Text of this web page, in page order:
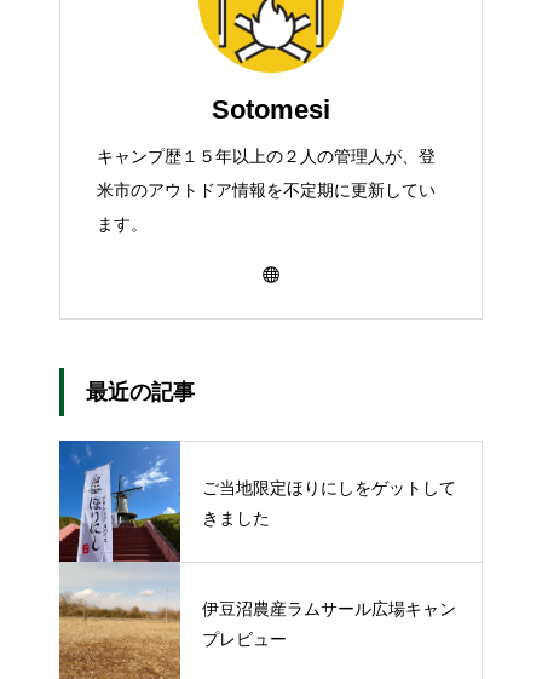
Sotomesi
キャンプ歴１５年以上の２人の管理人が、登
米市のアウトドア情報を不定期に更新してい
ます。
最近の記事
ご当地限定ほりにしをゲットして
きました
伊豆沼農産ラムサール広場キャン
プレビュー